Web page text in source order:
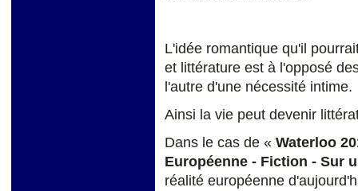
L'idée romantique qu'il
et littérature est à l'opposé
l'autre d'une nécessité intime.
Ainsi la vie peut devenir
Dans le cas de « Waterloo
Européenne - Fiction - Sur
réalité européenne